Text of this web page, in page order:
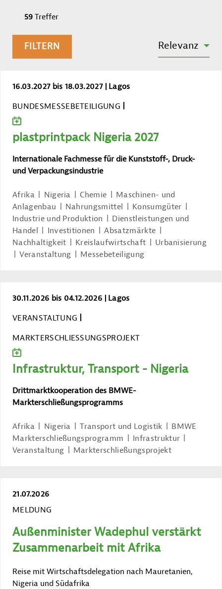
59 Treffer
FILTERN Relevanz
plastprintpack Nigeria 2027
16.03.2027 bis 18.03.2027
Lagos
BUNDESMESSEBETEILIGUNG
ZUM KALENDER HINZUFÜGEN
plastprintpack Nigeria 2027
Internationale Fachmesse für die Kunststoff-, Druck-
und Verpackungsindustrie
Afrika Nigeria Chemie
Maschinen- und
Anlagenbau
Nahrungsmittel
Konsumgüter
Industrie und Produktion
Dienstleistungen und
Handel
Investitionen
Absatzmärkte
Nachhaltigkeit
Kreislaufwirtschaft
Urbanisierung
Veranstaltung
Messebeteiligung
Infrastruktur, Transport - Nigeria
30.11.2026 bis 04.12.2026
Lagos
VERANSTALTUNG
MARKTERSCHLIESSUNGSPROJEKT
ZUM KALENDER HINZUFÜGEN
Infrastruktur, Transport - Nigeria
Drittmarktkooperation des BMWE-
Markterschließungsprogramms
Afrika Nigeria Transport und Logistik
BMWE
Markterschließungsprogramm
Infrastruktur
Veranstaltung
Markterschließungsprojekt
21.07.2026
MELDUNG
Außenminister Wadephul verstärkt
Zusammenarbeit mit Afrika
Reise mit Wirtschaftsdelegation nach Mauretanien,
Nigeria und Südafrika